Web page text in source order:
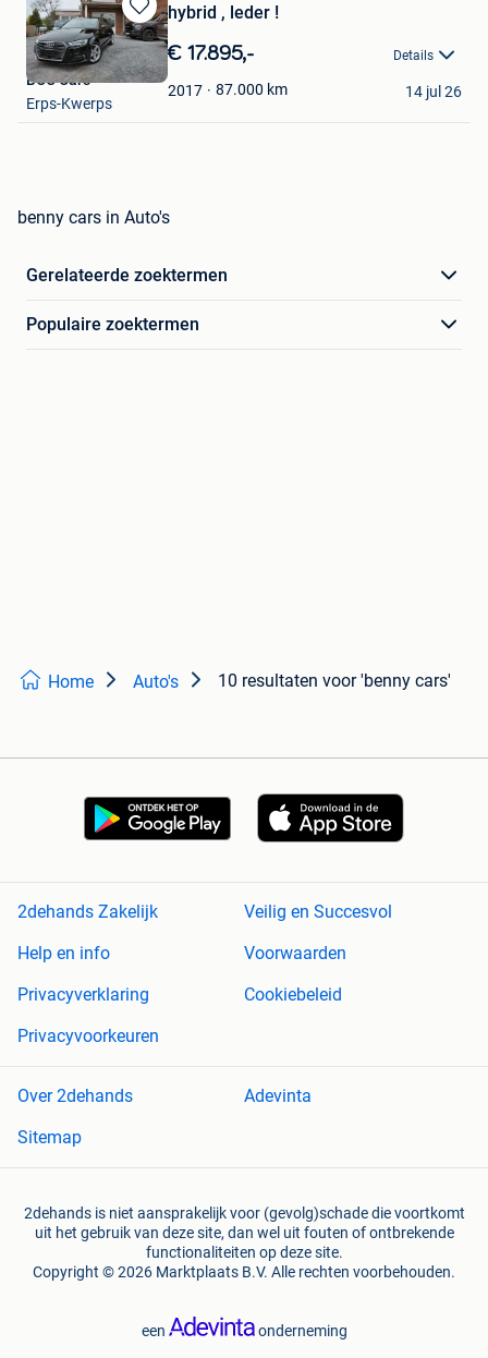
Bewaren
in
Mijn
Favorieten
hybrid , leder !
€ 17.895,- Details
2017 87.000 km
BCC Cars
Erps-Kwerps
14 jul 26
benny cars in Auto's
Gerelateerde zoektermen
Populaire zoektermen
Home Auto's 10 resultaten voor 'benny cars'
2dehands Zakelijk
Veilig en Succesvol
Help en info
Voorwaarden
Privacyverklaring
Cookiebeleid
Privacyvoorkeuren
Over 2dehands
Adevinta
Sitemap
2dehands is niet aansprakelijk voor (gevolg)schade die voortkomt
uit het gebruik van deze site, dan wel uit fouten of ontbrekende
functionaliteiten op deze site.
Copyright © 2026 Marktplaats B.V. Alle rechten voorbehouden.
een onderneming